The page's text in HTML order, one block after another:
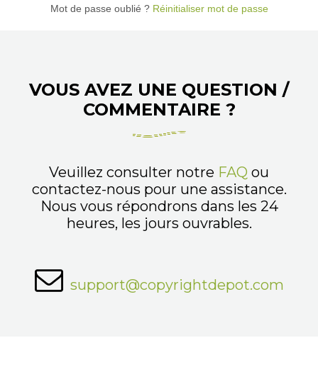
Mot de passe oublié ?Réinitialiser mot de passe
VOUS AVEZ UNE QUESTION /
COMMENTAIRE ?
Veuillez consulter notre FAQ ou
contactez-nous pour une assistance.
Nous vous répondrons dans les 24
heures, les jours ouvrables.
support@copyrightdepot.com